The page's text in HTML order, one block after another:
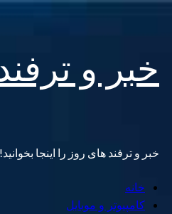
content
خبر و
خبر و ترفند های روز را اینجا بخوانید!
Primary
Menu
خانه
کامپیوتر و موبایل